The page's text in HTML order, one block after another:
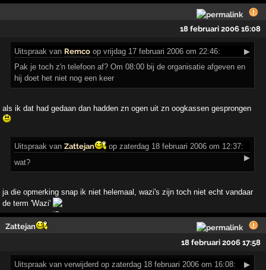
18 februari 2006 16:08
Uitspraak van Remco op vrijdag 17 februari 2006 om 22:46:
▶
Pak je toch z'n telefoon af? Om 08:00 bij de organisatie afgeven en
hij doet het niet nog een keer
als ik dat had gedaan dan hadden zn ogen uit zn oogkassen gesprongen
Uitspraak vanZattejan
op zaterdag 18 februari 2006 om 12:37:
▶
wat?
ja die opmerking snap ik niet helemaal, wazi's zijn toch niet echt vandaar
de term 'Wazi'
Zattejan
18 februari 2006 17:58
Uitspraak van verwijderd op zaterdag 18 februari 2006 om 16:08:
▶